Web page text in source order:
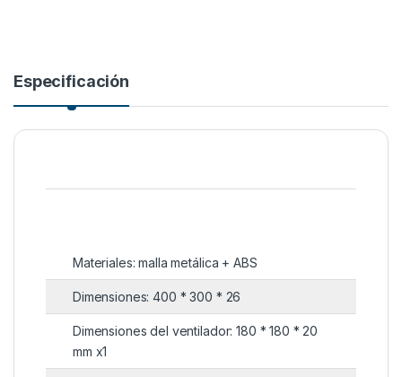
Especificación
Materiales: malla metálica + ABS
Dimensiones: 400 * 300 * 26
Dimensiones del ventilador: 180 * 180 * 20
mm x1